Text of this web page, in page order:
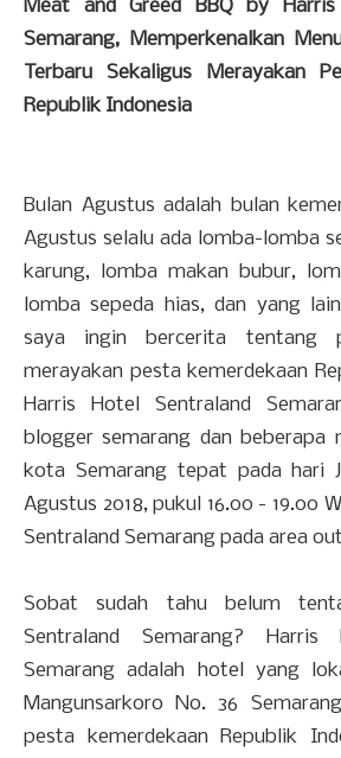
Meat and Greed BBQ by
Semarang, Memperkenalkan
Terbaru Sekaligus Merayakan
Republik Indonesia
Bulan Agustus adalah bulan
Agustus selalu ada lomba-lomba
karung, lomba makan bubur,
lomba sepeda hias, dan yang
saya ingin bercerita tentang
merayakan pesta kemerdekaan
Harris Hotel Sentraland
blogger semarang dan beberapa
kota Semarang tepat pada hari
Agustus 2018, pukul 16.00 - 19.00
Sentraland Semarang pada area
Sobat sudah tahu belum
Sentraland Semarang? Harris
Semarang adalah hotel yang
Mangunsarkoro No. 36
pesta kemerdekaan Republik